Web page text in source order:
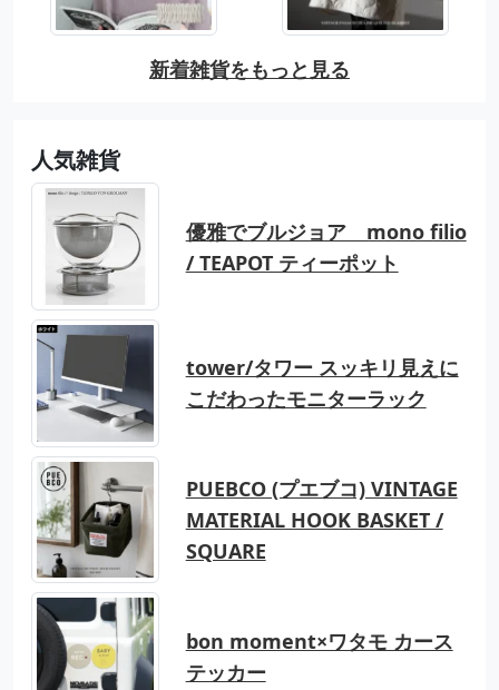
新着雑貨をもっと見る
人気雑貨
優雅でブルジョア mono filio
/ TEAPOT ティーポット
tower/タワー スッキリ見えに
こだわったモニターラック
PUEBCO (プエブコ) VINTAGE
MATERIAL HOOK BASKET /
SQUARE
bon moment×ワタモ カース
テッカー